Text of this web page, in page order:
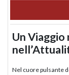
Un Viaggio
Nel cuore pulsante